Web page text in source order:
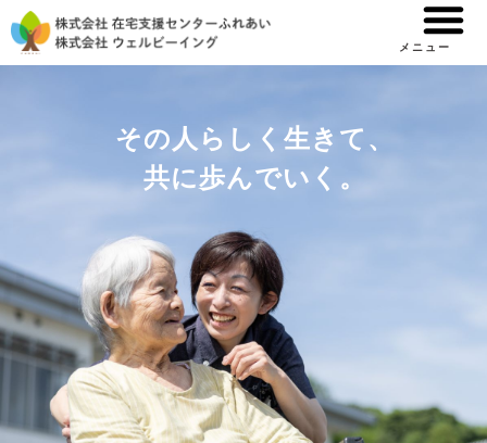
容
メニュー
その人らしく生きて、
共に歩んでいく。